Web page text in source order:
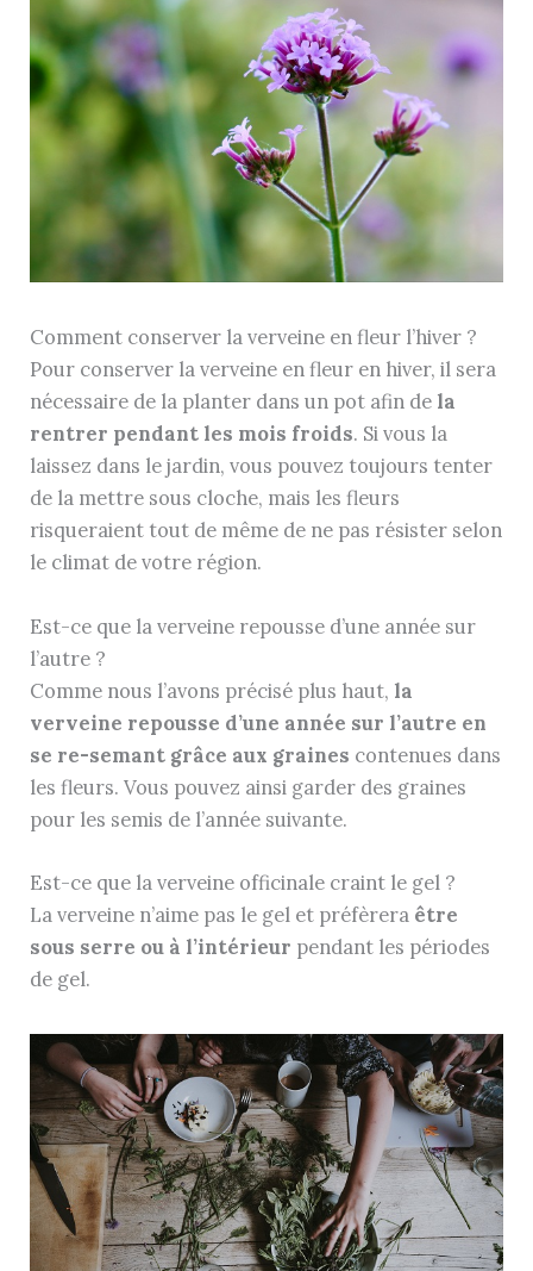
Comment conserver la verveine en fleur l’hiver ?
Pour conserver la verveine en fleur en hiver, il sera
nécessaire de la planter dans un pot afin de la
rentrer pendant les mois froids. Si vous la
laissez dans le jardin, vous pouvez toujours tenter
de la mettre sous cloche, mais les fleurs
risqueraient tout de même de ne pas résister selon
le climat de votre région.
Est-ce que la verveine repousse d’une année sur
l’autre ?
Comme nous l’avons précisé plus haut, la
verveine repousse d’une année sur l’autre en
se re-semant grâce aux graines contenues dans
les fleurs. Vous pouvez ainsi garder des graines
pour les semis de l’année suivante.
Est-ce que la verveine officinale craint le gel ?
La verveine n’aime pas le gel et préfèrera être
sous serre ou à l’intérieur pendant les périodes
de gel.